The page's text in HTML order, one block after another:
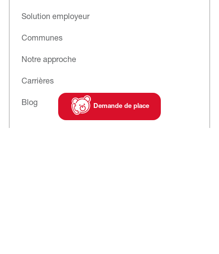
Demande de place
Solution employeur
Communes
Notre approche
Carrières
Blog